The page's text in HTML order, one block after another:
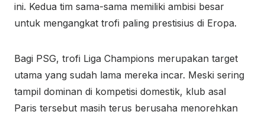
ini. Kedua tim sama-sama memiliki ambisi besar
untuk mengangkat trofi paling prestisius di Eropa.
Bagi PSG, trofi Liga Champions merupakan target
utama yang sudah lama mereka incar. Meski sering
tampil dominan di kompetisi domestik, klub asal
Paris tersebut masih terus berusaha menorehkan